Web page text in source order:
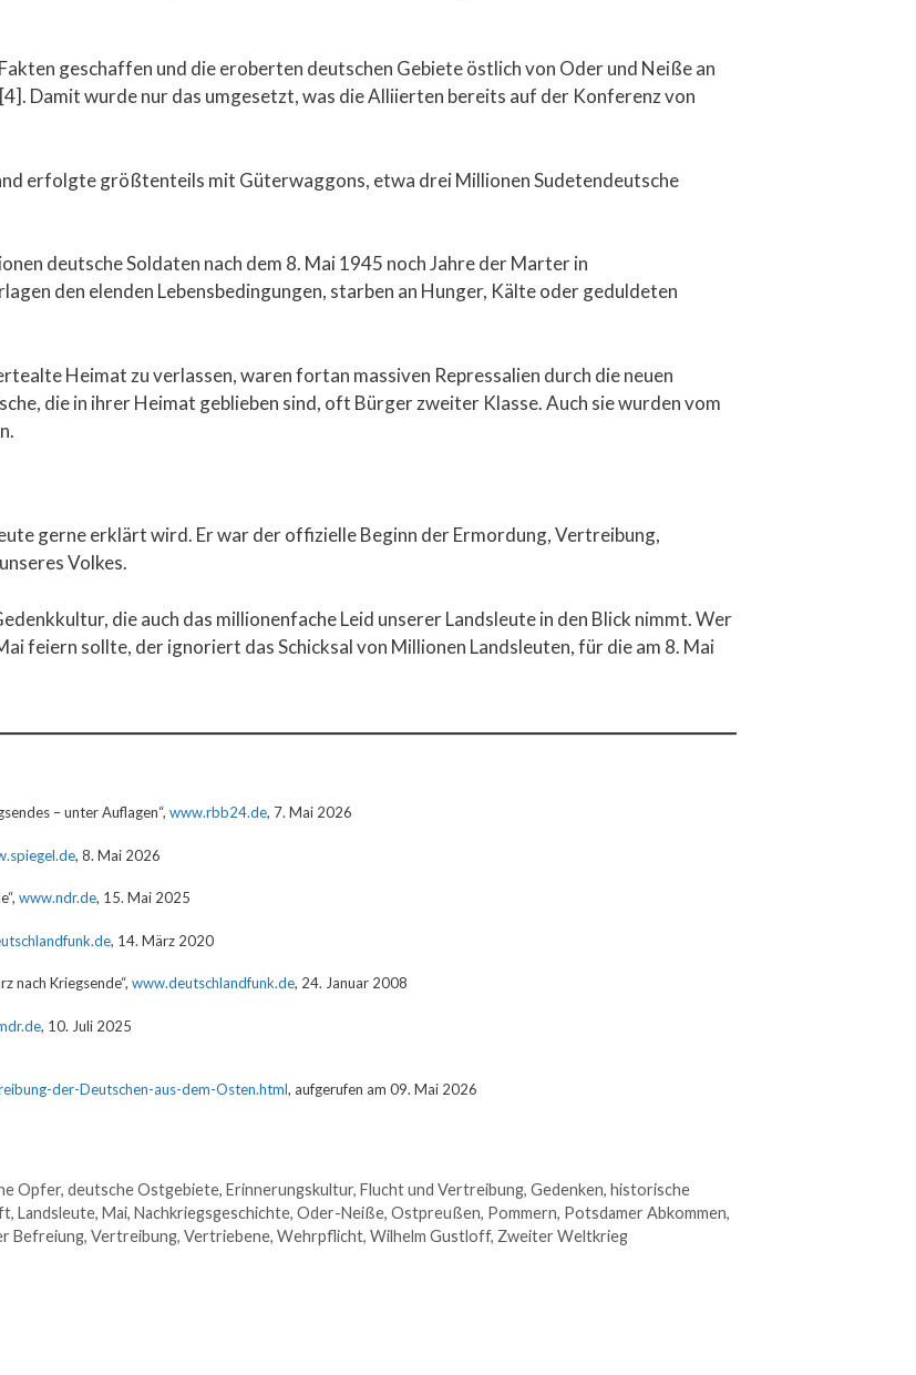
geschaffen und die eroberten deutschen Gebiete östlich von Oder und Neiße an
Damit wurde nur das umgesetzt, was die Alliierten bereits auf der Konferenz von
erfolgte größtenteils mit Güterwaggons, etwa drei Millionen Sudetendeutsche
deutsche Soldaten nach dem 8. Mai 1945 noch Jahre der Marter in
den elenden Lebensbedingungen, starben an Hunger, Kälte oder geduldeten
Heimat zu verlassen, waren fortan massiven Repressalien durch die neuen
die in ihrer Heimat geblieben sind, oft Bürger zweiter Klasse. Auch sie wurden vom
gerne erklärt wird. Er war der offizielle Beginn der Ermordung, Vertreibung,
Volkes.
die auch das millionenfache Leid unserer Landsleute in den Blick nimmt. Wer
feiern sollte, der ignoriert das Schicksal von Millionen Landsleuten, für die am 8. Mai
– unter Auflagen“, www.rbb24.de, 7. Mai 2026
, 8. Mai 2026
www.ndr.de, 15. Mai 2025
, 14. März 2020
nach Kriegsende“, www.deutschlandfunk.de, 24. Januar 2008
, 10. Juli 2025
der-Deutschen-aus-dem-Osten.html, aufgerufen am 09. Mai 2026
Opfer, deutsche Ostgebiete, Erinnerungskultur, Flucht und Vertreibung, Gedenken, historische
, Landsleute, Mai, Nachkriegsgeschichte, Oder-Neiße, Ostpreußen, Pommern, Potsdamer Abkommen,
Befreiung, Vertreibung, Vertriebene, Wehrpflicht, Wilhelm Gustloff, Zweiter Weltkrieg